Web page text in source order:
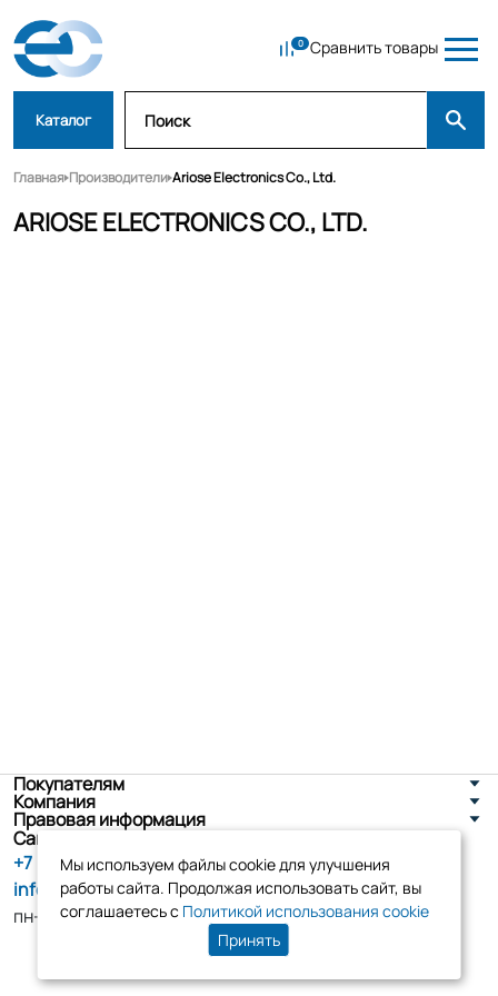
Сравнить товары
Каталог
Главная Производители Ariose Electronics Co., Ltd.
ARIOSE ELECTRONICS CO., LTD.
Покупателям
Компания
Правовая информация
Санкт-Петербург, ул. Новоселов д. 8
+7 (800) 555-86-90
info@tk-elko.ru
пн-пт, 10:00 - 18:00
Мы используем файлы cookie для улучшения
работы сайта. Продолжая использовать сайт, вы
соглашаетесь с Политикой использования cookie
Принять